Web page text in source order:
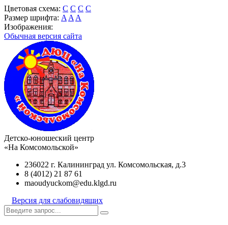
Цветовая схема: C C C C
Размер шрифта: A A A
Изображения:
Обычная версия сайта
Детско-юношеский центр
«На Комсомольской»
236022 г. Калининград ул. Комсомольская, д.3
8 (4012) 21 87 61
maoudyuckom@edu.klgd.ru
Версия для слабовидящих